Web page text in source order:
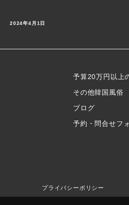
2024年4月1日
予算20万円以上
その他韓国風俗
ブログ
予約・問合せフ
プライバシーポリシー